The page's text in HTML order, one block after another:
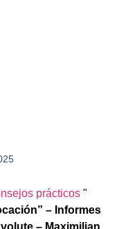
prácticos"
– Informes
– Maximilian